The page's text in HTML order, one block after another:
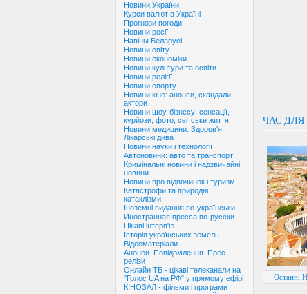
Новини України
Курси валют в Україні
Прогнози погоди
Новини росії
Навіны Беларусі
Новини світу
Новини економіки
Новини культури та освіти
Новини релігії
Новини спорту
Новини кіно: анонси, скандали,
актори
Новини шоу-бізнесу: сенсації,
курйози, фото, світське життя
Новини медицини. Здоров'я.
Лікарські дива
Новини науки і технології
Автоновини: авто та транспорт
Кримінальні новини і надзвичайні
новини
Новини про відпочинок і туризм
Катастрофи та природні
катаклізми
Іноземні видання по-українськи
Иностранная пресса по-русски
Цікаві інтерв'ю
Історія українських земель
Відеоматеріали
Анонси. Повідомлення. Прес-
релізи
Онлайн ТБ - цікаві телеканали на
"Голос UA на РФ" у прямому ефірі
КІНОЗАЛ - фільми і програми
ЧАС ДЛЯ
Останні